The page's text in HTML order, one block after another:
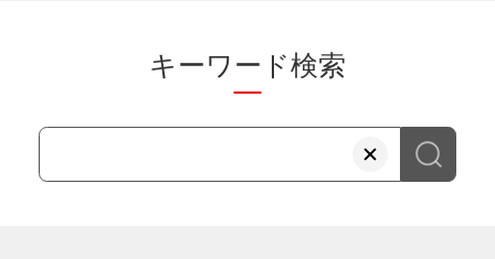
キーワード検索